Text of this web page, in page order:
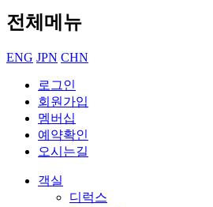
전체메뉴
ENG JPN CHN
로그인
회원가입
멤버십
예약확인
오시는길
객실
디럭스